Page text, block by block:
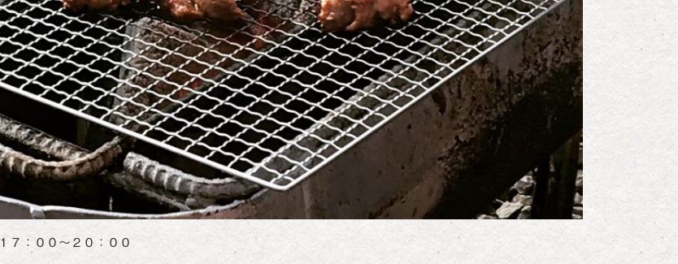
１７：００～２０：００